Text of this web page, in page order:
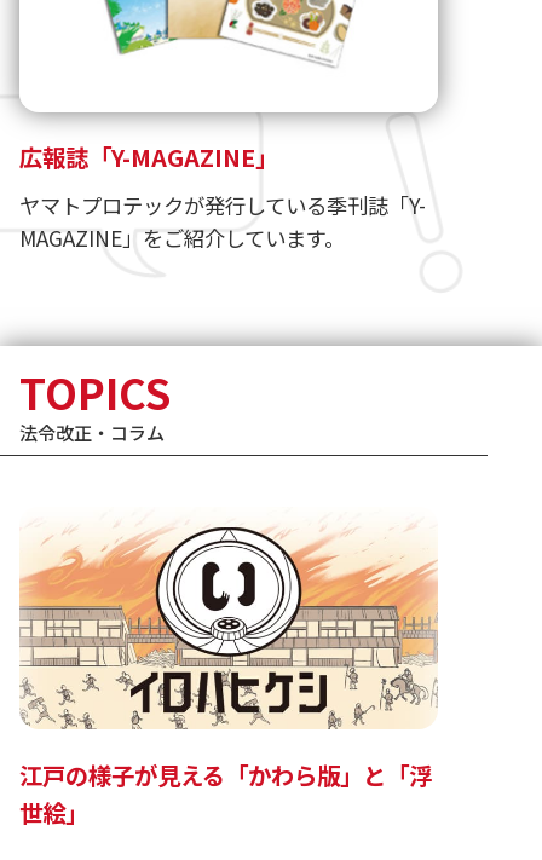
広報誌「Y-MAGAZINE」
ヤマトプロテックが発行している季刊誌「Y-
MAGAZINE」をご紹介しています。
TOPICS
法令改正・コラム
江戸の様子が見える「かわら版」と「浮
世絵」